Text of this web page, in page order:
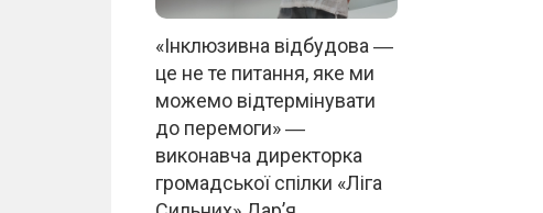
«Інклюзивна відбудова ―
це не те питання, яке ми
можемо відтермінувати
до перемоги» ―
виконавча директорка
громадської спілки «Ліга